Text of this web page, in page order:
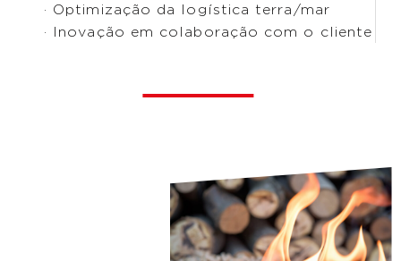
· Optimização da logística terra/mar
· Inovação em colaboração com o cliente